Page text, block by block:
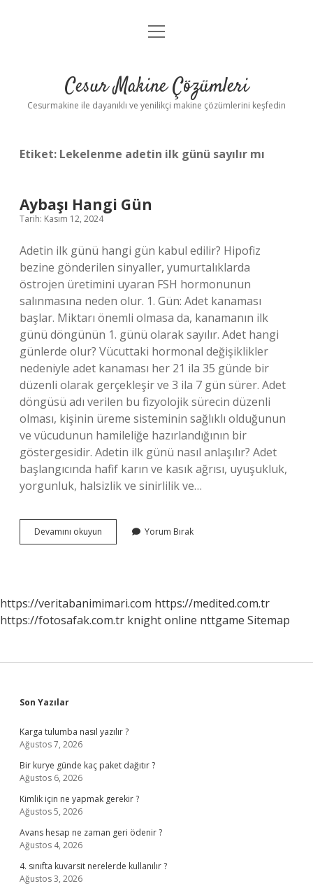
Anasayfa
Yasal Uyarı
menüyü
Cesur Makine Çözümleri
Cesurmakine ile dayanıklı ve yenilikçi makine çözümlerini keşfedin
Etiket: Lekelenme adetin ilk günü sayılır mı
Aybaşı Hangi Gün
Tarih: Kasım 12, 2024
Adetin ilk günü hangi gün kabul edilir? Hipofiz
bezine gönderilen sinyaller, yumurtalıklarda
östrojen üretimini uyaran FSH hormonunun
salınmasına neden olur. 1. Gün: Adet kanaması
başlar. Miktarı önemli olmasa da, kanamanın ilk
günü döngünün 1. günü olarak sayılır. Adet hangi
günlerde olur? Vücuttaki hormonal değişiklikler
nedeniyle adet kanaması her 21 ila 35 günde bir
düzenli olarak gerçekleşir ve 3 ila 7 gün sürer. Adet
döngüsü adı verilen bu fizyolojik sürecin düzenli
olması, kişinin üreme sisteminin sağlıklı olduğunun
ve vücudunun hamileliğe hazırlandığının bir
göstergesidir. Adetin ilk günü nasıl anlaşılır? Adet
başlangıcında hafif karın ve kasık ağrısı, uyuşukluk,
yorgunluk, halsizlik ve sinirlilik ve…
Devamını okuyun
Hangi
Yorum Bırak
https://veritabanimimari.com https://medited.com.tr
https://fotosafak.com.tr knight online nttgame Sitemap
Sidebar
Son Yazılar
Karga tulumba nasıl yazılır ?
Ağustos 7, 2026
Bir kurye günde kaç paket dağıtır ?
Ağustos 6, 2026
Kimlik için ne yapmak gerekir ?
Ağustos 5, 2026
Avans hesap ne zaman geri ödenir ?
Ağustos 4, 2026
4. sınıfta kuvarsit nerelerde kullanılır ?
Ağustos 3, 2026